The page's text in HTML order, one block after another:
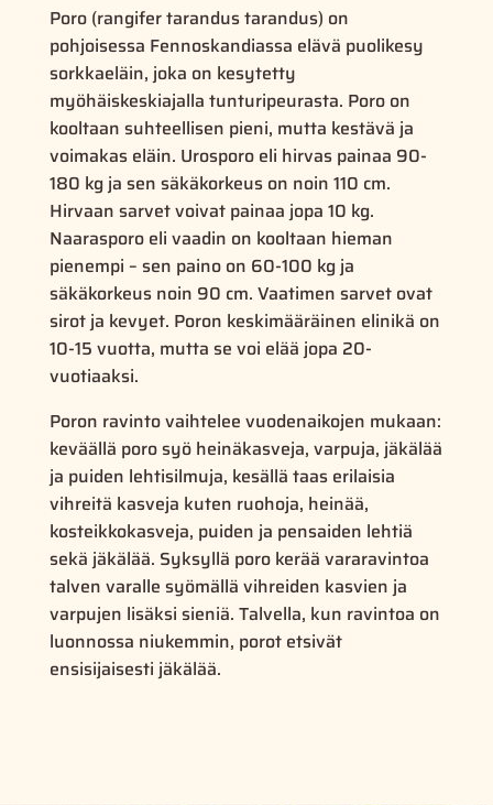
Poro (rangifer tarandus tarandus) on
pohjoisessa Fennoskandiassa elävä puolikesy
sorkkaeläin, joka on kesytetty
myöhäiskeskiajalla tunturipeurasta. Poro on
kooltaan suhteellisen pieni, mutta kestävä ja
voimakas eläin. Urosporo eli hirvas painaa 90-
180 kg ja sen säkäkorkeus on noin 110 cm.
Hirvaan sarvet voivat painaa jopa 10 kg.
Naarasporo eli vaadin on kooltaan hieman
pienempi – sen paino on 60-100 kg ja
säkäkorkeus noin 90 cm. Vaatimen sarvet ovat
sirot ja kevyet. Poron keskimääräinen elinikä on
10-15 vuotta, mutta se voi elää jopa 20-
vuotiaaksi.
Poron ravinto vaihtelee vuodenaikojen mukaan:
keväällä poro syö heinäkasveja, varpuja, jäkälää
ja puiden lehtisilmuja, kesällä taas erilaisia
vihreitä kasveja kuten ruohoja, heinää,
kosteikkokasveja, puiden ja pensaiden lehtiä
sekä jäkälää. Syksyllä poro kerää vararavintoa
talven varalle syömällä vihreiden kasvien ja
varpujen lisäksi sieniä. Talvella, kun ravintoa on
luonnossa niukemmin, porot etsivät
ensisijaisesti jäkälää.